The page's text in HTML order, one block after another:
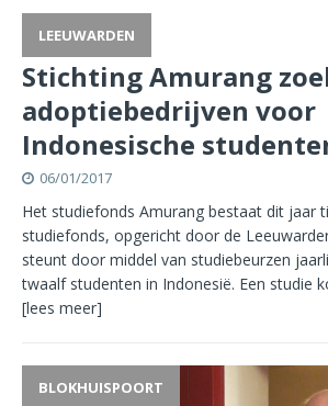
LEEUWARDEN
Stichting Amurang
adoptiebedrijven voor
Indonesische
06/01/2017
Het studiefonds Amurang bestaat dit jaar
studiefonds, opgericht door de
steunt door middel van studiebeurzen
twaalf studenten in Indonesië. Een studie
[lees meer]
BLOKHUISPOORT